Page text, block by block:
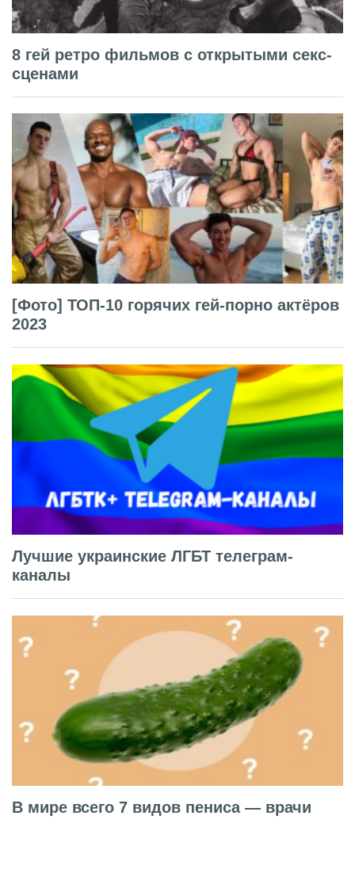
8 гей ретро фильмов с открытыми секс-
сценами
[Фото] ТОП-10 горячих гей-порно актёров
2023
Лучшие украинские ЛГБТ телеграм-
каналы
В мире всего 7 видов пениса — врачи